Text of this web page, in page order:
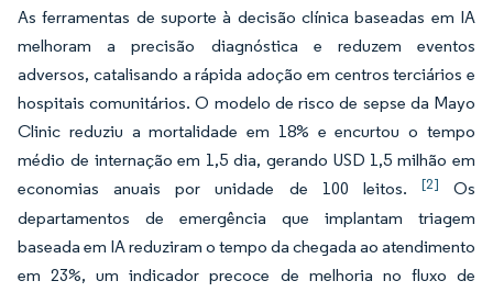
As ferramentas de suporte à decisão clínica baseadas em IA
melhoram a precisão diagnóstica e reduzem eventos
adversos, catalisando a rápida adoção em centros terciários e
hospitais comunitários. O modelo de risco de sepse da Mayo
Clinic reduziu a mortalidade em 18% e encurtou o tempo
médio de internação em 1,5 dia, gerando USD 1,5 milhão em
economias anuais por unidade de 100 leitos. [2]
Os
departamentos de emergência que implantam triagem
baseada em IA reduziram o tempo da chegada ao atendimento
em 23%, um indicador precoce de melhoria no fluxo de